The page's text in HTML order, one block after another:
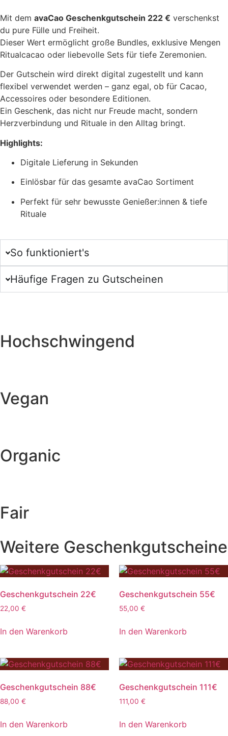
Mit dem avaCao Geschenkgutschein 222 € verschenkst
du pure Fülle und Freiheit.
Dieser Wert ermöglicht große Bundles, exklusive Mengen
Ritualcacao oder liebevolle Sets für tiefe Zeremonien.
Der Gutschein wird direkt digital zugestellt und kann
flexibel verwendet werden – ganz egal, ob für Cacao,
Accessoires oder besondere Editionen.
Ein Geschenk, das nicht nur Freude macht, sondern
Herzverbindung und Rituale in den Alltag bringt.
Highlights:
Digitale Lieferung in Sekunden
Einlösbar für das gesamte avaCao Sortiment
Perfekt für sehr bewusste Genießer:innen & tiefe
Rituale
So funktioniert's
Häufige Fragen zu Gutscheinen
Hochschwingend
Vegan
Organic
Fair
Weitere Geschenkgutscheine
Geschenkgutschein 22€
22,00 €
In den Warenkorb
Geschenkgutschein 55€
55,00 €
In den Warenkorb
Geschenkgutschein 88€
88,00 €
In den Warenkorb
Geschenkgutschein 111€
111,00 €
In den Warenkorb